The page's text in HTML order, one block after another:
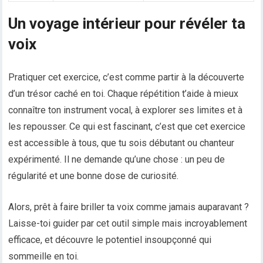
Un voyage intérieur pour révéler ta
voix
Pratiquer cet exercice, c’est comme partir à la découverte
d’un trésor caché en toi. Chaque répétition t’aide à mieux
connaître ton instrument vocal, à explorer ses limites et à
les repousser. Ce qui est fascinant, c’est que cet exercice
est accessible à tous, que tu sois débutant ou chanteur
expérimenté. Il ne demande qu’une chose : un peu de
régularité et une bonne dose de curiosité.
Alors, prêt à faire briller ta voix comme jamais auparavant ?
Laisse-toi guider par cet outil simple mais incroyablement
efficace, et découvre le potentiel insoupçonné qui
sommeille en toi.